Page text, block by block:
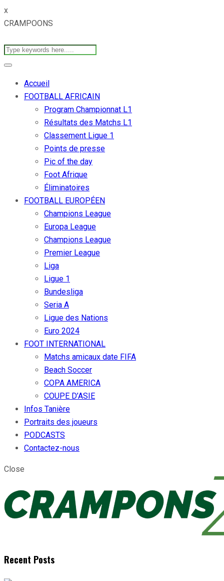
x
CRAMPOONS
Accueil
FOOTBALL AFRICAIN
Program Championnat L1
Résultats des Matchs L1
Classement Ligue 1
Points de presse
Pic of the day
Foot Afrique
Éliminatoires
FOOTBALL EUROPÉEN
Champions League
Europa League
Champions League
Premier League
Liga
Ligue 1
Bundesliga
Seria A
Ligue des Nations
Euro 2024
FOOT INTERNATIONAL
Matchs amicaux date FIFA
Beach Soccer
COPA AMERICA
COUPE D’ASIE
Infos Tanière
Portraits des joueurs
PODCASTS
Contactez-nous
Close
Recent Posts